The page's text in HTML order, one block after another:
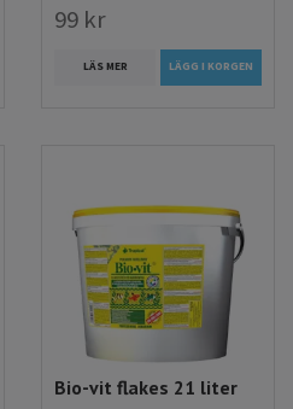
99 kr
LÄS MER LÄGG I KORGEN
Bio-vit flakes 21 liter